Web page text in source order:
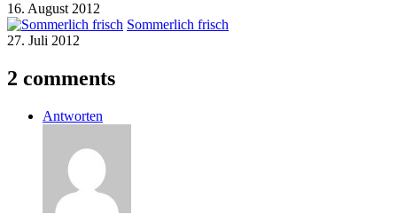
16. August 2012
Sommerlich frisch
27. Juli 2012
2 comments
Antworten